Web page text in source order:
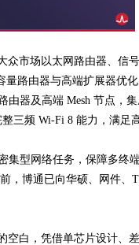
市场以太网路由器、信
路由器与高端扩展器优
器及高端 Mesh 节点，
三频 Wi-Fi 8 能力，满足
型网络任务，保障多终
，博通已向华硕、网件
白，凭借单芯片设计